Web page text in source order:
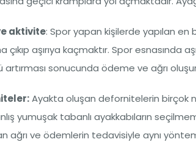
aktivite: Spor yapan kişilerde yapılan en
çıkıp aşırıya kaçmaktır. Spor esnasında
artırması sonucunda ödeme ve ağrı
Ayakta oluşan defornitelerin birçok
yumuşak tabanlı ayakkabıların
ağrı ve ödemlerin tedavisiyle aynı